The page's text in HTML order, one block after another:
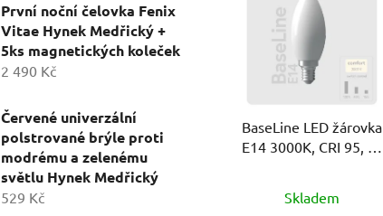
První noční čelovka Fenix
Vitae Hynek Medřický +
5ks magnetických koleček
2 490 Kč
Červené univerzální
polstrované brýle proti
modrému a zelenému
světlu Hynek Medřický
529 Kč
BaseLine LED žárovka
E14 3000K, CRI 95, tři
hodnocení
Skladem